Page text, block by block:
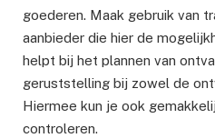
goederen. Maak gebruik van
aanbieder die hier de
helpt bij het plannen van
geruststelling bij zowel de
Hiermee kun je ook
controleren.